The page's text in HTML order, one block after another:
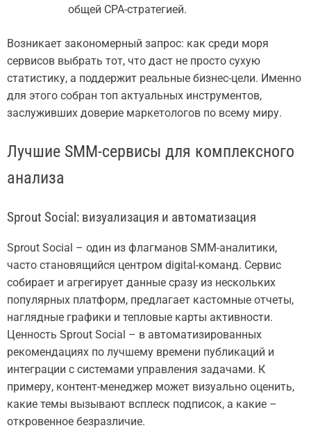
общей CPA-стратегией.
Возникает закономерный запрос: как среди моря
сервисов выбрать тот, что даст не просто сухую
статистику, а поддержит реальные бизнес-цели. Именно
для этого собран топ актуальных инструментов,
заслуживших доверие маркетологов по всему миру.
Лучшие SMM-сервисы для комплексного
анализа
Sprout Social: визуализация и автоматизация
Sprout Social – один из флагманов SMM-аналитики,
часто становящийся центром digital-команд. Сервис
собирает и агрегирует данные сразу из нескольких
популярных платформ, предлагает кастомные отчеты,
наглядные графики и тепловые карты активности.
Ценность Sprout Social – в автоматизированных
рекомендациях по лучшему времени публикаций и
интеграции с системами управления задачами. К
примеру, контент-менеджер может визуально оценить,
какие темы вызывают всплеск подписок, а какие –
откровенное безразличие.